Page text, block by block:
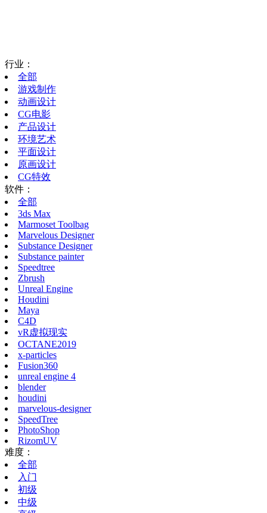
行业：
全部
游戏制作
动画设计
CG电影
产品设计
环境艺术
平面设计
原画设计
CG特效
软件：
全部
3ds Max
Marmoset Toolbag
Marvelous Designer
Substance Designer
Substance painter
Speedtree
Zbrush
Unreal Engine
Houdini
Maya
C4D
vR虚拟现实
OCTANE2019
x-particles
Fusion360
unreal engine 4
blender
houdini
marvelous-designer
SpeedTree
PhotoShop
RizomUV
难度：
全部
入门
初级
中级